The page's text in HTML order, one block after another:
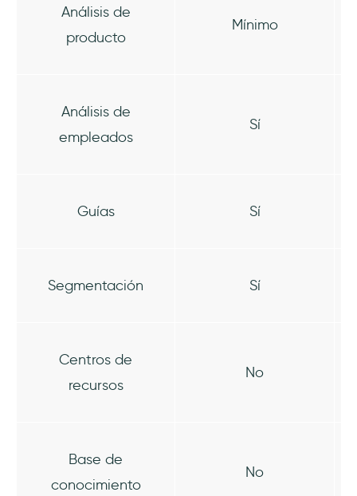
Análisis de
producto
Mínimo
Análisis de
empleados
Sí
Guías Sí
Segmentación Sí
Centros de
recursos
No
Base de
conocimiento
No